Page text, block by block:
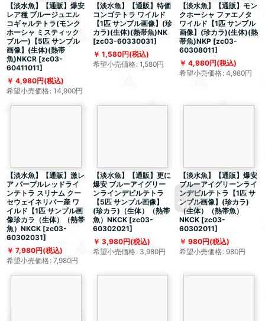
【淡水魚】【通販】爆安
レア種 ブルージュエル
コギャルテトラ(モンク
ホーシャ ミスティック
ブルー)【5匹 サンプル
画像】(生体)(熱帯
魚)NKCR [zc03-
60411011]
4,980円(税込)
希望小売価格: 14,900円
【淡水魚】【通販】特価
コンゴテトラ ワイルド
【1匹 サンプル画像】(珍
カラ)(生体)(熱帯魚)NK
[zc03-60330031]
1,580円(税込)
希望小売価格: 1,580円
【淡水魚】【通販】モン
クホーシャ ファエノタ
ワイルド【1匹 サンプル
画像】(珍カラ)(生体)(熱
帯魚)NKP [zc03-
60308011]
4,980円(税込)
希望小売価格: 4,980円
【淡水魚】【通販】激レ
ア パープルレッドライ
ンテトラ スリナム クー
セウェイネリバー産 ワ
イルド【1匹 サンプル画
像珍カラ（生体）（熱帯
魚）NKCK [zc03-
60302031]
7,980円(税込)
希望小売価格: 7,980円
【淡水魚】【通販】更に
爆安 ブルーアイグリー
ンラインデビルテトラ
【5匹 サンプル画像】
(珍カラ)（生体）（熱帯
魚）NKCK [zc03-
60302021]
3,980円(税込)
希望小売価格: 3,980円
【淡水魚】【通販】爆安
ブルーアイグリーンライ
ンデビルテトラ【1匹 サ
ンプル画像】(珍カラ)
（生体）（熱帯魚）
NKCK [zc03-
60302011]
980円(税込)
希望小売価格: 980円